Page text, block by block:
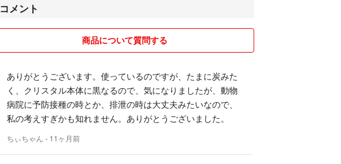
避妊去勢後～チキン 1.8ｋｇ
が可能です。
価格は2種の商品タグの
☆まずは、どちらかの出品商品に
コメントを下さい、
その後、ご希望の商品タグをあげます。
（稀に荷物サイズが
80サイズを超える場合、
コメント
商品について質問する
ありがとうございます。使っているのですが、たまに炭みた
く、クリスタル本体に黒なるので、気になりましたが、動物
病院に予防接種の時とか、排泄の時は大丈夫みたいなので、
私の考えすぎかも知れません。ありがとうございました。
ちぃちゃん - 11ヶ月前